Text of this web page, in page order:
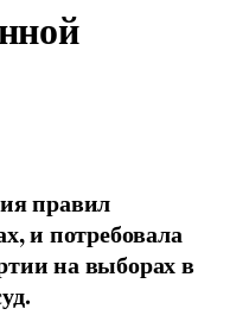
правил
и потребовала
на выборах в